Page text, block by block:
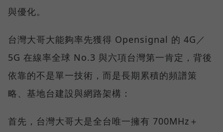
與優化。
台灣大哥大能夠率先獲得 Opensignal 的 4G／
5G 在線率全球 No.3 與六項台灣第一肯定，背後
依靠的不是單一技術，而是長期累積的頻譜策
略、基地台建設與網路架構：
首先，台灣大哥大是全台唯一擁有 700MHz＋